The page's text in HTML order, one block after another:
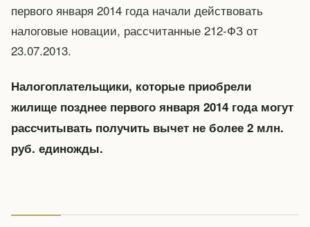
первого января 2014 года начали действовать
налоговые новации, рассчитанные 212-ФЗ от
23.07.2013.
Налогоплательщики, которые приобрели
жилище позднее первого января 2014 года могут
рассчитывать получить вычет не более 2 млн.
руб. единожды.